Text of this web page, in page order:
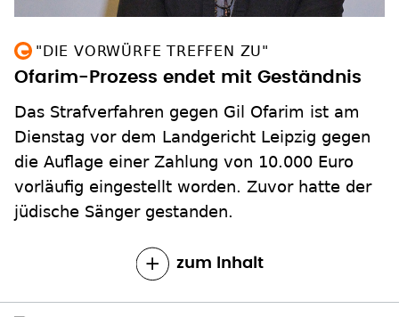
"DIE VORWÜRFE TREFFEN ZU"
Ofarim-Prozess endet mit Geständnis
Das Strafverfahren gegen Gil Ofarim ist am
Dienstag vor dem Landgericht Leipzig gegen
die Auflage einer Zahlung von 10.000 Euro
vorläufig eingestellt worden. Zuvor hatte der
jüdische Sänger gestanden.
zum Inhalt